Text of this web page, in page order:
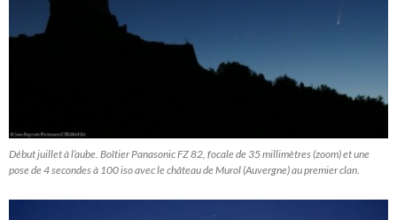
Début juillet à l’aube. Boîtier Panasonic FZ 82, focale de 35 millimètres (zoom) et une
pose de 4 secondes à 100 iso avec le château de Murol (Auvergne) au premier clan.